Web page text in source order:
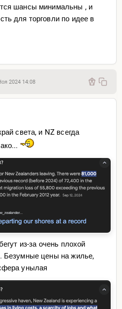
шансы минимальны , и
для торговли по идее в
2024 14:08
света, и NZ всегда
из-за очень плохой
Безумные цены на жилье,
унылая